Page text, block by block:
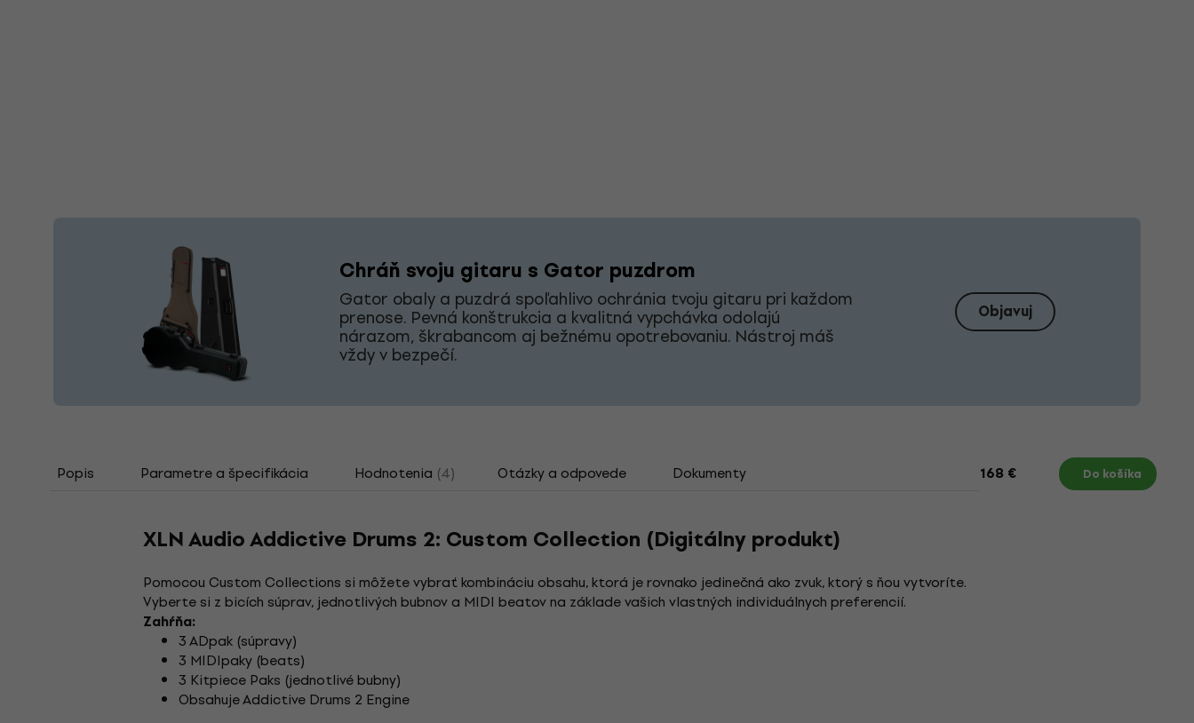
Chráň svoju gitaru s Gator puzdrom
Gator obaly a puzdrá spoľahlivo ochránia tvoju gitaru pri každom
prenose. Pevná konštrukcia a kvalitná vypchávka odolajú
nárazom, škrabancom aj bežnému opotrebovaniu. Nástroj máš
vždy v bezpečí.
Objavuj
Popis Parametre a špecifikácia Hodnotenia (4) Otázky a odpovede Dokumenty 168 € Do košíka
XLN Audio Addictive Drums 2: Custom Collection (Digitálny produkt)
Pomocou Custom Collections si môžete vybrať kombináciu obsahu, ktorá je rovnako jedinečná ako zvuk, ktorý s ňou vytvoríte.
Vyberte si z bicích súprav, jednotlivých bubnov a MIDI beatov na základe vašich vlastných individuálnych preferencií.
Zahŕňa:
3 ADpak (súpravy)
3 MIDIpaky (beats)
3 Kitpiece Paks (jednotlivé bubny)
Obsahuje Addictive Drums 2 Engine